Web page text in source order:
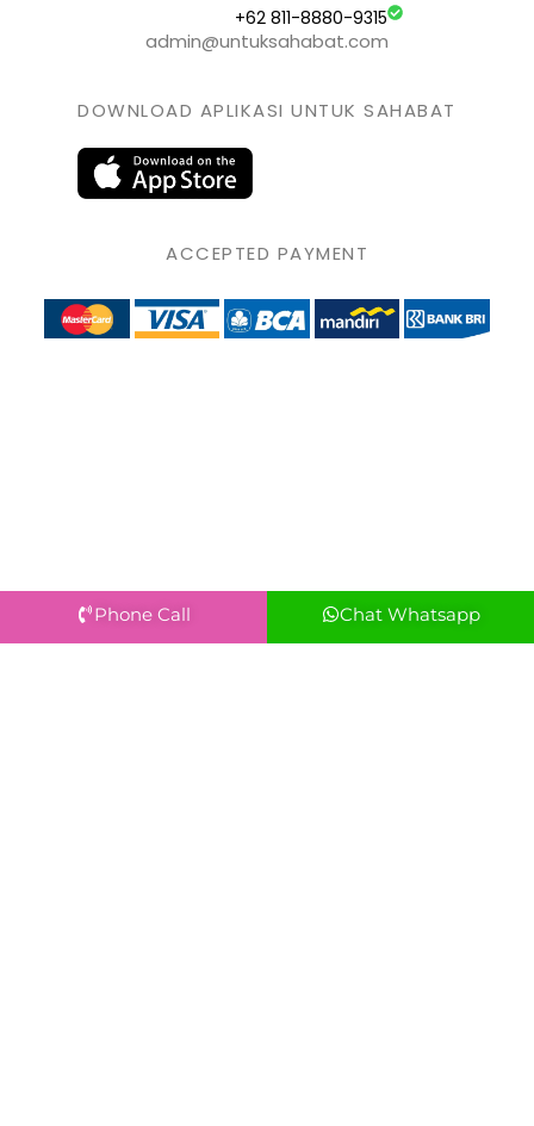
+62 811-8880-9315
admin@untuksahabat.com
DOWNLOAD APLIKASI UNTUK SAHABAT
ACCEPTED PAYMENT
Phone Call Chat Whatsapp